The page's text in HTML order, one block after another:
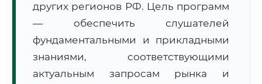
📜 Документы и аккредитация
других регионов РФ. Цель программ
— обеспечить слушателей
фундаментальными и прикладными
знаниями, соответствующими
актуальным запросам рынка и